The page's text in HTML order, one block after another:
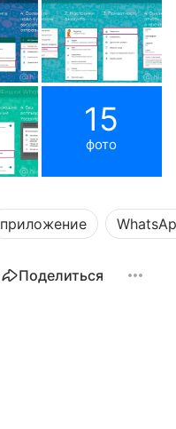
15
фото
приложение
Поделиться